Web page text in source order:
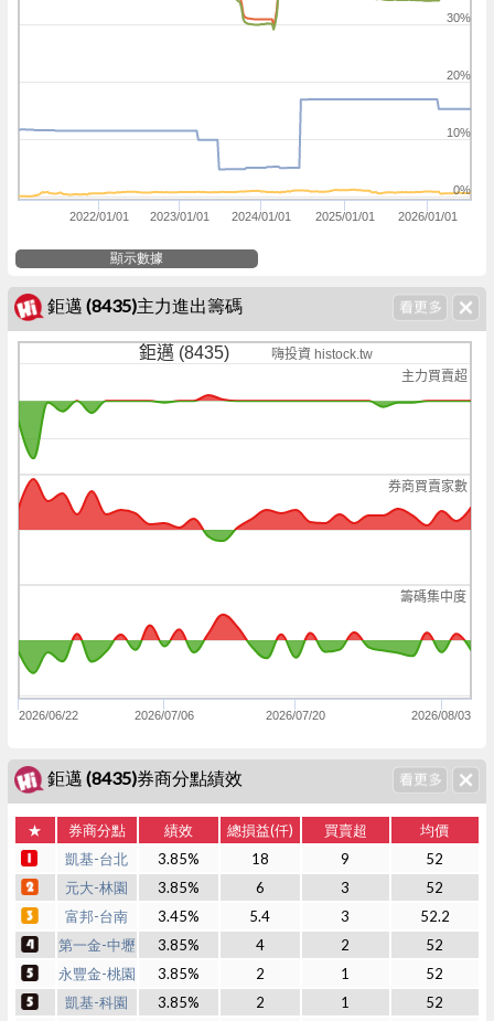
2022/01/01 2023/01/01 2024/01/01 2025/01/01 2026/01/01
0%
10%
20%
30%
顯示數據
鉅邁 (8435)主力進出籌碼
主力買賣超
券商買賣家數
籌碼集中度
鉅邁 (8435) 嗨投資 histock.tw
2026/06/22 2026/07/06 2026/07/20 2026/08/03
鉅邁 (8435)券商分點績效
★ 券商分點 績效 總損益(仟) 買賣超
均價
凱基-台北
3.85% 18 9
52
元大-林園
3.85% 6 3
52
富邦-台南
3.45% 5.4 3
52.2
第一金-中壢
3.85% 4 2
52
永豐金-桃園
3.85% 2 1
52
凱基-科園
3.85% 2 1
52